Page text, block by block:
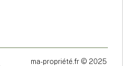
ma-propriété.fr © 2025